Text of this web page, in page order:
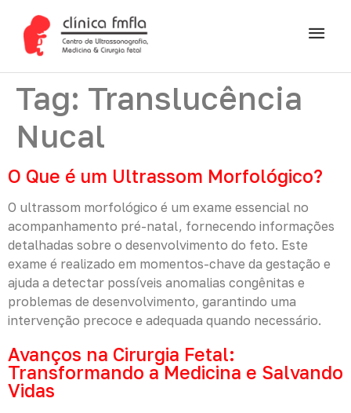
Tag: Translucência
Nucal
O Que é um Ultrassom Morfológico?
O ultrassom morfológico é um exame essencial no
acompanhamento pré-natal, fornecendo informações
detalhadas sobre o desenvolvimento do feto. Este
exame é realizado em momentos-chave da gestação e
ajuda a detectar possíveis anomalias congênitas e
problemas de desenvolvimento, garantindo uma
intervenção precoce e adequada quando necessário.
Avanços na Cirurgia Fetal:
Transformando a Medicina e Salvando
Vidas